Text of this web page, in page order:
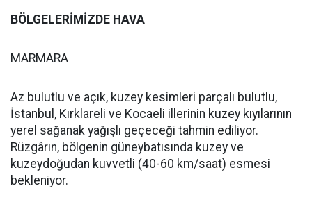
BÖLGELERİMİZDE HAVA
MARMARA
Az bulutlu ve açık, kuzey kesimleri parçalı bulutlu,
İstanbul, Kırklareli ve Kocaeli illerinin kuzey kıyılarının
yerel sağanak yağışlı geçeceği tahmin ediliyor.
Rüzgârın, bölgenin güneybatısında kuzey ve
kuzeydoğudan kuvvetli (40-60 km/saat) esmesi
bekleniyor.